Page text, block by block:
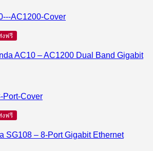
งฟรี
AC10 – AC1200 Dual Band Gigabit
งฟรี
SG108 – 8-Port Gigabit Ethernet